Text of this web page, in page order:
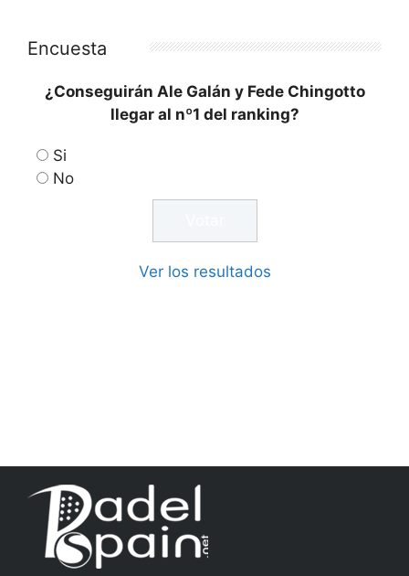
Encuesta
¿Conseguirán Ale Galán y Fede Chingotto
llegar al nº1 del ranking?
Si
No
Ver los resultados